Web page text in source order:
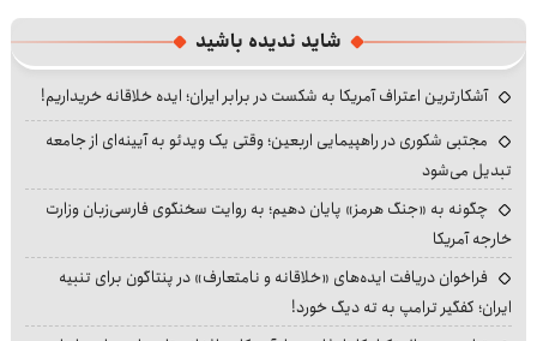
شاید ندیده باشید
آشکارترین اعتراف آمریکا به شکست در برابر ایران؛ ایده خلاقانه خریداریم!
مجتبی شکوری در راهپیمایی اربعین؛ وقتی یک ویدئو به آیینه‌ای از جامعه
تبدیل می‌شود
چگونه به «جنگ هرمز» پایان دهیم؛ به روایت سخنگوی فارسی‌زبان وزارت
خارجه آمریکا
فراخوان دریافت ایده‌های «خلاقانه و نامتعارف» در پنتاگون برای تنبیه
ایران؛ کفگیر ترامپ به ته دیگ خورد!